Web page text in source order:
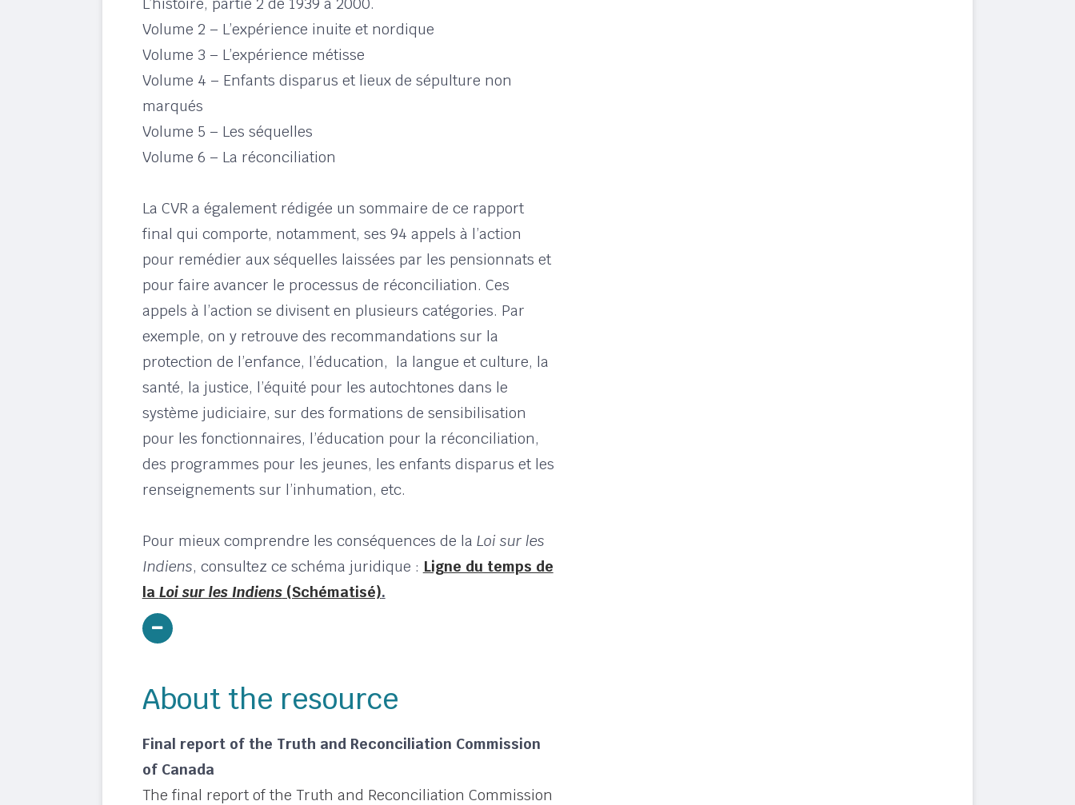
Volume 2 – L’expérience inuite et nordique
Volume 3 – L’expérience métisse
Volume 4 – Enfants disparus et lieux de sépulture non
marqués
Volume 5 – Les séquelles
Volume 6 – La réconciliation
La CVR a également rédigée un sommaire de ce rapport
final qui comporte, notamment, ses 94 appels à l’action
pour remédier aux séquelles laissées par les pensionnats et
pour faire avancer le processus de réconciliation. Ces
appels à l’action se divisent en plusieurs catégories. Par
exemple, on y retrouve des recommandations sur la
protection de l’enfance, l’éducation, la langue et culture, la
santé, la justice, l’équité pour les autochtones dans le
système judiciaire, sur des formations de sensibilisation
pour les fonctionnaires, l’éducation pour la réconciliation,
des programmes pour les jeunes, les enfants disparus et les
renseignements sur l’inhumation, etc.
Pour mieux comprendre les conséquences de la Loi sur les
Indiens, consultez ce schéma juridique : Ligne du temps de
la Loi sur les Indiens(Schématisé).
About the resource
Final report of the Truth and Reconciliation Commission
of Canada
The final report of the Truth and Reconciliation Commission